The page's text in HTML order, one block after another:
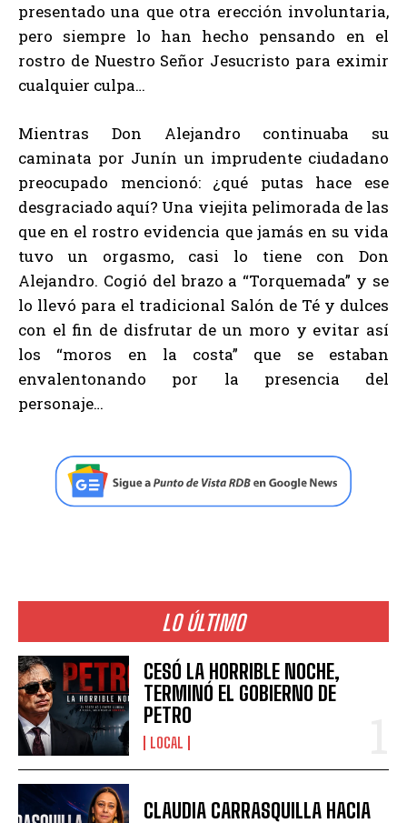
presentado una que otra erección involuntaria,
pero siempre lo han hecho pensando en el
rostro de Nuestro Señor Jesucristo para eximir
cualquier culpa…
Mientras Don Alejandro continuaba su
caminata por Junín un imprudente ciudadano
preocupado mencionó: ¿qué putas hace ese
desgraciado aquí? Una viejita pelimorada de las
que en el rostro evidencia que jamás en su vida
tuvo un orgasmo, casi lo tiene con Don
Alejandro. Cogió del brazo a “Torquemada” y se
lo llevó para el tradicional Salón de Té y dulces
con el fin de disfrutar de un moro y evitar así
los “moros en la costa” que se estaban
envalentonando por la presencia del
personaje…
LO ÚLTIMO
CESÓ LA HORRIBLE NOCHE,
TERMINÓ EL GOBIERNO DE
PETRO
LOCAL
CLAUDIA CARRASQUILLA HACIA